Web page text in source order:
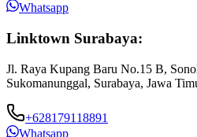
Whatsapp
Linktown Surabaya:
Jl. Raya Kupang Baru No.15 B,
Sukomanunggal, Surabaya, Jawa
+628179118891
Whatsapp